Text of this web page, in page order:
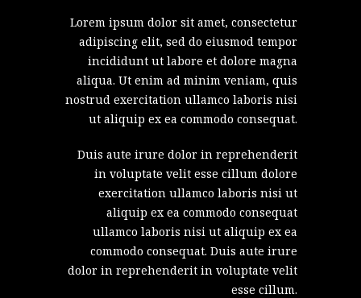
Lorem ipsum dolor sit amet, consectetur
adipiscing elit, sed do eiusmod tempor
incididunt ut labore et dolore magna
aliqua. Ut enim ad minim veniam, quis
nostrud exercitation ullamco laboris nisi
ut aliquip ex ea commodo consequat.
Duis aute irure dolor in reprehenderit
in voluptate velit esse cillum dolore
exercitation ullamco laboris nisi ut
aliquip ex ea commodo consequat
ullamco laboris nisi ut aliquip ex ea
commodo consequat. Duis aute irure
dolor in reprehenderit in voluptate velit
esse cillum.